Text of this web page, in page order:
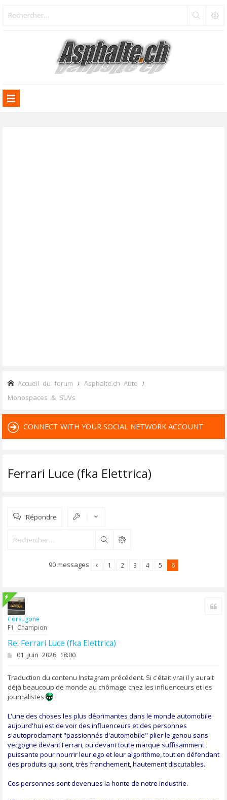
Accueil du forum Asphalte.ch Auto
Monospaces & SUVs
CONNECT WITH YOUR SOCIAL NETWORK ACCOUNT
Ferrari Luce (fka Elettrica)
Répondre
Rechercher
90 messages 1 2 3 4 5 6
Corsugone
F1 Champion
Re: Ferrari Luce (fka Elettrica)
M
s
a
g
e
01 juin 2026 18:00
Traduction du contenu Instagram précédent. Si c'était vrai il y aurait
déjà beaucoup de monde au chômage chez les influenceurs et les
journalistes
L'une des choses les plus déprimantes dans le monde automobile
aujourd'hui est de voir des influenceurs et des personnes
s'autoproclamant "passionnés d'automobile" plier le genou sans
vergogne devant Ferrari, ou devant toute marque suffisamment
puissante pour nourrir leur ego et leur algorithme, tout en défendant
des produits qui sont, très franchement, hautement discutables.
Ces personnes sont devenues la honte de notre industrie.